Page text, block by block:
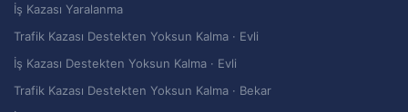
İş Kazası Yaralanma
Trafik Kazası Destekten Yoksun Kalma · Evli
İş Kazası Destekten Yoksun Kalma · Evli
Trafik Kazası Destekten Yoksun Kalma · Bekar